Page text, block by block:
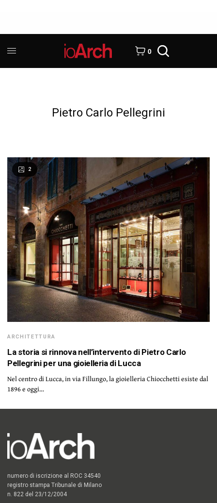
0
Pietro Carlo Pellegrini
2
ARCHITETTURA
La storia si rinnova nell’intervento di Pietro Carlo
Pellegrini per una gioielleria di Lucca
Nel centro di Lucca, in via Fillungo, la gioielleria Chiocchetti esiste dal
1896 e oggi…
numero di iscrizione al ROC 34540
registro stampa Tribunale di Milano
n. 822 del 23/12/2004